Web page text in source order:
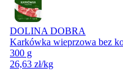
DOLINA DOBRA
Karkówka wieprzowa bez
300 g
26,63 zł/kg